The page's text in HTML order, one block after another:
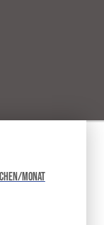
Monat